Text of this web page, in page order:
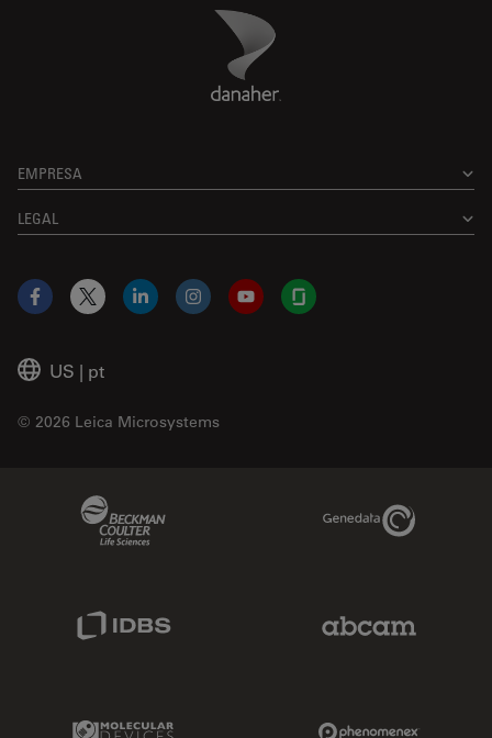
Danaher Logo
EMPRESA
LEGAL
US | pt
© 2026 Leica Microsystems
Facebook
X LinkedInInstagramYouTubeGlassdoor
Genedata Link
Molecular Devices Link